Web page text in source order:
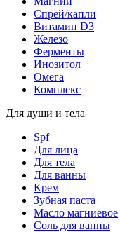
Спрей/капли
Витамин D3
Железо
Ферменты
Инозитол
Омега
Комплекс
Для души и тела
Spf
Для лица
Для тела
Для ванны
Крем
Зубная паста
Масло магниевое
Соль для ванны